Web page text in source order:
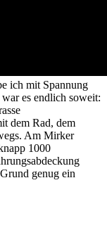
ich mit Spannung
es endlich soweit:
dem Rad, dem
Am Mirker
1000
genug ein